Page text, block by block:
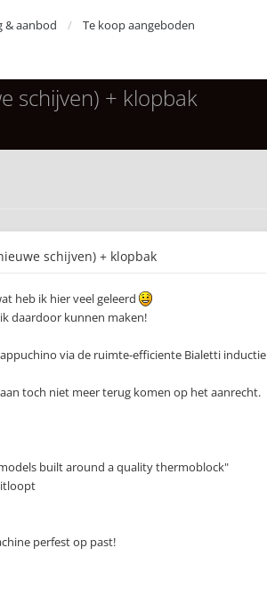
& aanbod Te koop aangeboden
schijven) + klopbak
schijven) + klopbak
heb ik hier veel geleerd
daardoor kunnen maken!
via de ruimte-efficiente Bialetti inductie
toch niet meer terug komen op het aanrecht.
built around a quality thermoblock"
perfest op past!